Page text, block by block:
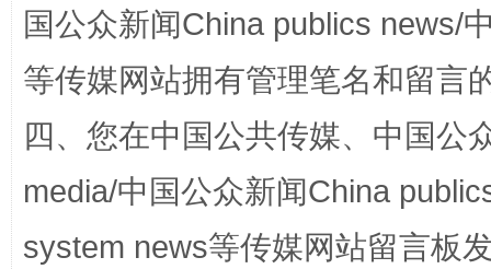
国公众新闻China publics news/
等传媒网站拥有管理笔名和留言
四、您在中国公共传媒、中国公
media/中国公众新闻China
system news等传媒网站留言板